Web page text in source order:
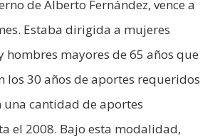
de Alberto Fernández, vence a
Estaba dirigida a mujeres
hombres mayores de 65 años que
los 30 años de aportes requeridos
una cantidad de aportes
el 2008. Bajo esta modalidad,